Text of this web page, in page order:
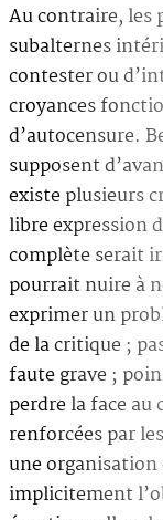
Au contraire, les
subalternes
contester ou
croyances
d’autocensure.
supposent
existe plusieurs
libre expression
complète serait
pourrait nuire à
exprimer un
de la critique ;
faute grave ;
perdre la face
renforcées par
une
implicitement